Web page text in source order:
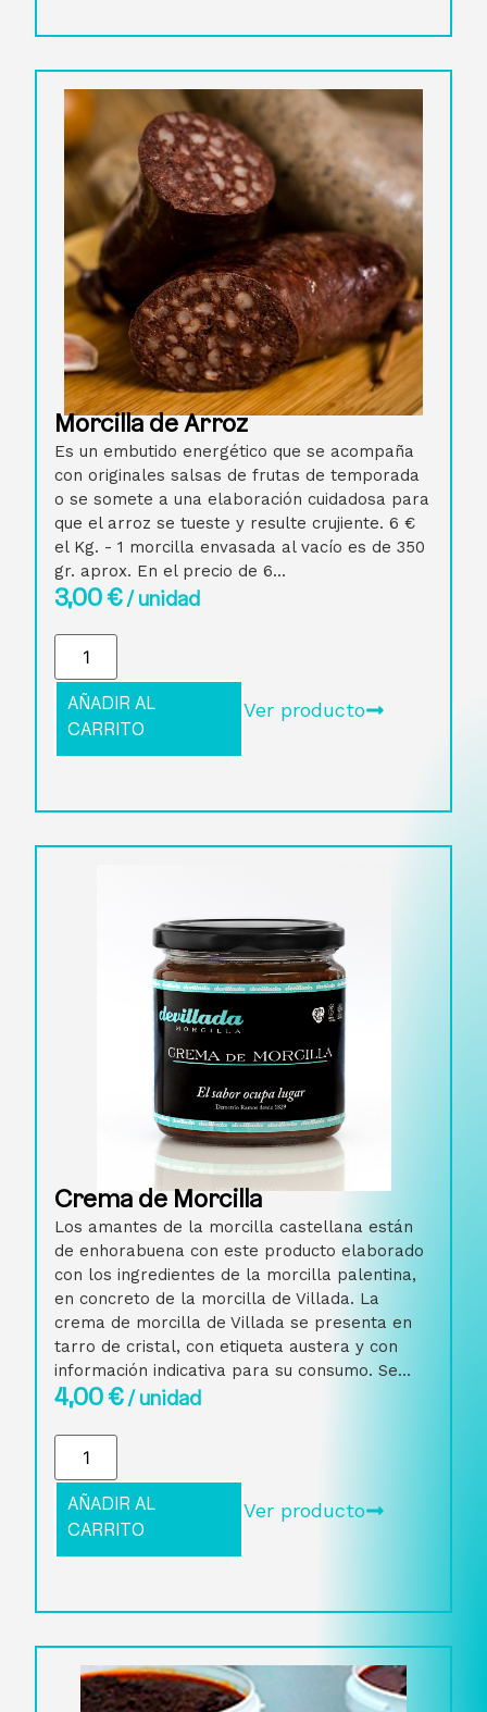
Morcilla de Arroz
Es un embutido energético que se acompaña
con originales salsas de frutas de temporada
o se somete a una elaboración cuidadosa para
que el arroz se tueste y resulte crujiente. 6 €
el Kg. - 1 morcilla envasada al vacío es de 350
gr. aprox. En el precio de 6...
3,00€/ unidad
AÑADIR AL
CARRITO
Ver producto
Crema de Morcilla
Los amantes de la morcilla castellana están
de enhorabuena con este producto elaborado
con los ingredientes de la morcilla palentina,
en concreto de la morcilla de Villada. La
crema de morcilla de Villada se presenta en
tarro de cristal, con etiqueta austera y con
información indicativa para su consumo. Se...
4,00€/ unidad
AÑADIR AL
CARRITO
Ver producto